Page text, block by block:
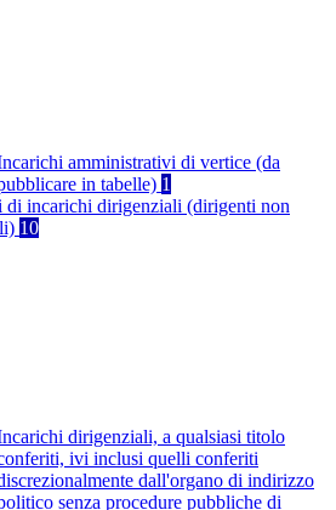
amministrativi di vertice (da
in tabelle) 1
di incarichi dirigenziali (dirigenti non
10
dirigenziali, a qualsiasi titolo
ivi inclusi quelli conferiti
dall'organo di indirizzo
senza procedure pubbliche di